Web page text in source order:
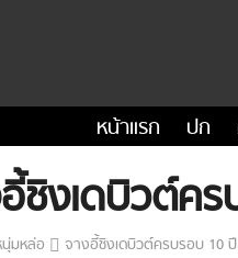
หน้าแรก ปก
ชิงเดบิวต์ค
มหล่อ จางอี้ชิงเดบิวต์ครบรอบ 10